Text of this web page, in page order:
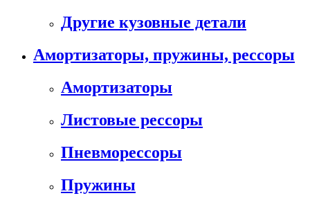
Другие кузовные детали
Амортизаторы, пружины, рессоры
Амортизаторы
Листовые рессоры
Пневморессоры
Пружины